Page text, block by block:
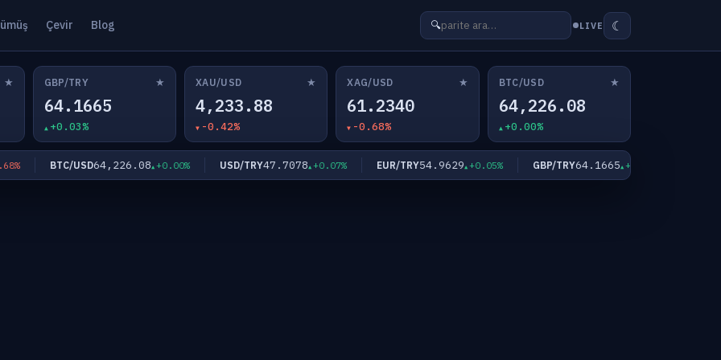
Çevir Blog 🔍 LIVE ☾
★ GBP/TRY ★
64.1665
+0.03%
XAU/USD ★
4,233.88
-0.42%
XAG/USD ★
61.2340
-0.68%
BTC/USD ★
64,226.08
+0.00%
BTC/USD64,226.08 +0.00% USD/TRY47.7078 +0.07% EUR/TRY54.9629 +0.05% GBP/TRY64.1665 +0.03%